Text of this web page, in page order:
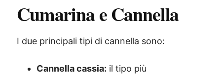
Cumarina e Cannella
I due principali tipi di cannella sono:
Cannella cassia: il tipo più